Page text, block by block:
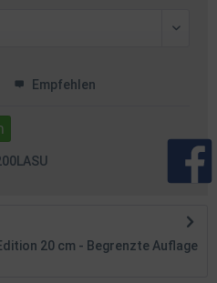
Empfehlen
20 cm - Begrenzte Auflage